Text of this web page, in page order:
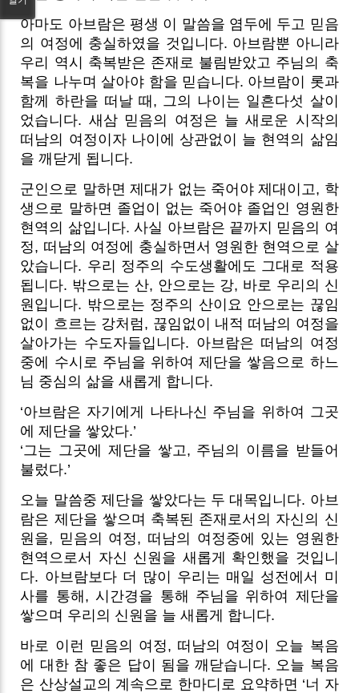
아마도 아브람은 평생 이 말씀을 염두에 두고 믿음
의 여정에 충실하였을 것입니다. 아브람뿐 아니라
우리 역시 축복받은 존재로 불림받았고 주님의 축
복을 나누며 살아야 함을 믿습니다. 아브람이 롯과
함께 하란을 떠날 때, 그의 나이는 일흔다섯 살이
었습니다. 새삼 믿음의 여정은 늘 새로운 시작의
떠남의 여정이자 나이에 상관없이 늘 현역의 삶임
을 깨닫게 됩니다.
군인으로 말하면 제대가 없는 죽어야 제대이고, 학
생으로 말하면 졸업이 없는 죽어야 졸업인 영원한
현역의 삶입니다. 사실 아브람은 끝까지 믿음의 여
정, 떠남의 여정에 충실하면서 영원한 현역으로 살
았습니다. 우리 정주의 수도생활에도 그대로 적용
됩니다. 밖으로는 산, 안으로는 강, 바로 우리의 신
원입니다. 밖으로는 정주의 산이요 안으로는 끊임
없이 흐르는 강처럼, 끊임없이 내적 떠남의 여정을
살아가는 수도자들입니다. 아브람은 떠남의 여정
중에 수시로 주님을 위하여 제단을 쌓음으로 하느
님 중심의 삶을 새롭게 합니다.
‘아브람은 자기에게 나타나신 주님을 위하여 그곳
에 제단을 쌓았다.’
‘그는 그곳에 제단을 쌓고, 주님의 이름을 받들어
불렀다.’
오늘 말씀중 제단을 쌓았다는 두 대목입니다. 아브
람은 제단을 쌓으며 축복된 존재로서의 자신의 신
원을, 믿음의 여정, 떠남의 여정중에 있는 영원한
현역으로서 자신 신원을 새롭게 확인했을 것입니
다. 아브람보다 더 많이 우리는 매일 성전에서 미
사를 통해, 시간경을 통해 주님을 위하여 제단을
쌓으며 우리의 신원을 늘 새롭게 합니다.
바로 이런 믿음의 여정, 떠남의 여정이 오늘 복음
에 대한 참 좋은 답이 됨을 깨닫습니다. 오늘 복음
은 산상설교의 계속으로 한마디로 요약하면 ‘너 자